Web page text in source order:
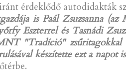
érdeklődő autodidakták
is Paál Zsuzsanna
Eszterrel és Tasnádi
"Tradíció" zsűritagokkal
készítette ezt a napot